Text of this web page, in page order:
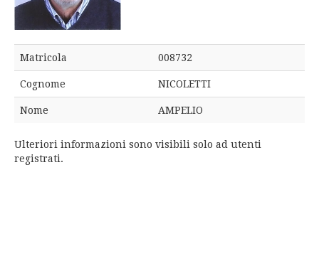
Matricola 008732
Cognome NICOLETTI
Nome AMPELIO
Ulteriori informazioni sono visibili solo ad utenti
registrati.